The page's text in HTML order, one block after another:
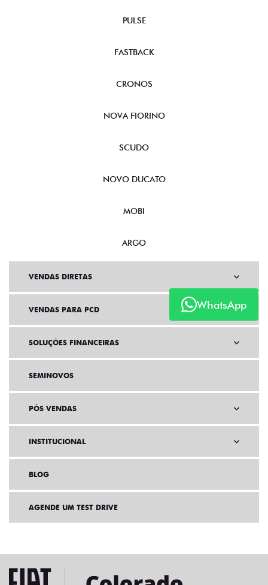
WhatsApp
PULSE
FASTBACK
CRONOS
NOVA FIORINO
SCUDO
NOVO DUCATO
MOBI
ARGO
VENDAS DIRETAS
VENDAS PARA PCD
SOLUÇÕES FINANCEIRAS
SEMINOVOS
PÓS VENDAS
INSTITUCIONAL
BLOG
AGENDE UM TEST DRIVE